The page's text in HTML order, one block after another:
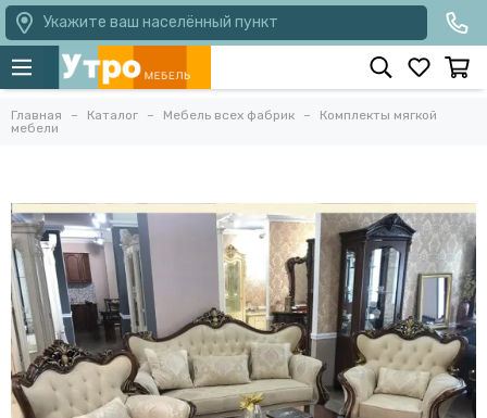
Укажите ваш населённый пункт
Главная Каталог Мебель всех фабрик
Комплекты мягкой
мебели